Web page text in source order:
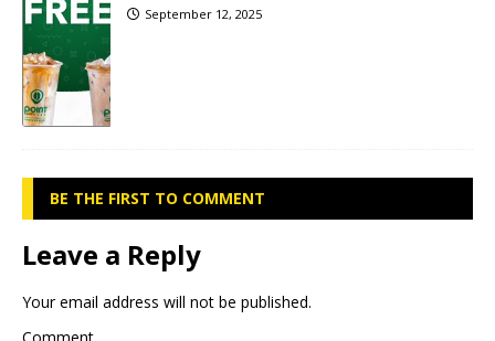
September 12, 2025
BE THE FIRST TO COMMENT
Leave a Reply
Your email address will not be published.
Comment